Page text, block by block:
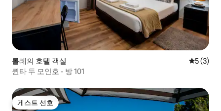
롤레의 호텔 객실 평점 5점
5 (3)
퀸타 두 모인호 - 방 101
게스트 선호
게스트 선호